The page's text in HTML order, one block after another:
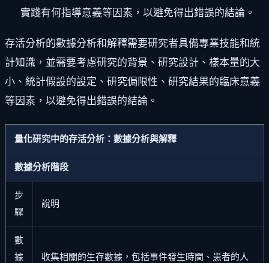
實踐有何指導意義等因素，以避免得出錯誤的結論。
存活分析的數據分析和解釋需要研究者具備專業技能和統
計知識，並需要考慮研究的背景、研究設計、樣本量的大
小、統計假設的設定、研究侷限性、研究結果的臨床意義
等因素，以避免得出錯誤的結論。
量化研究中的存活分析：數據分析與解釋
數據分析階段
步
驟
說明
數
據
收集相關的生存數據，包括事件發生時間、患者的人